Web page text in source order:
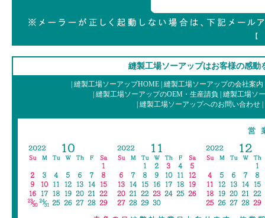
【
縫製工場ソーアップはお客様の感
縫製工場ソーアップHOME 縫製工場ソーアップの会社案内
縫製工場ソーアップのOEM・生産請負
縫製工場ソ
縫製工場ソーアップへのお問い合わせ